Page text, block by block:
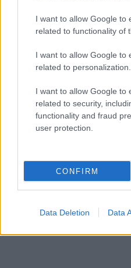
I want to allow Google to
related to functionality of
I want to allow Google to
related to personalization.
I want to allow Google to
related to security,
functionality and fraud
user protection.
CONFIRM
Data Deletion Data
Qué ver en Granada
Visitando en 3 días
AUTOR
Redacción